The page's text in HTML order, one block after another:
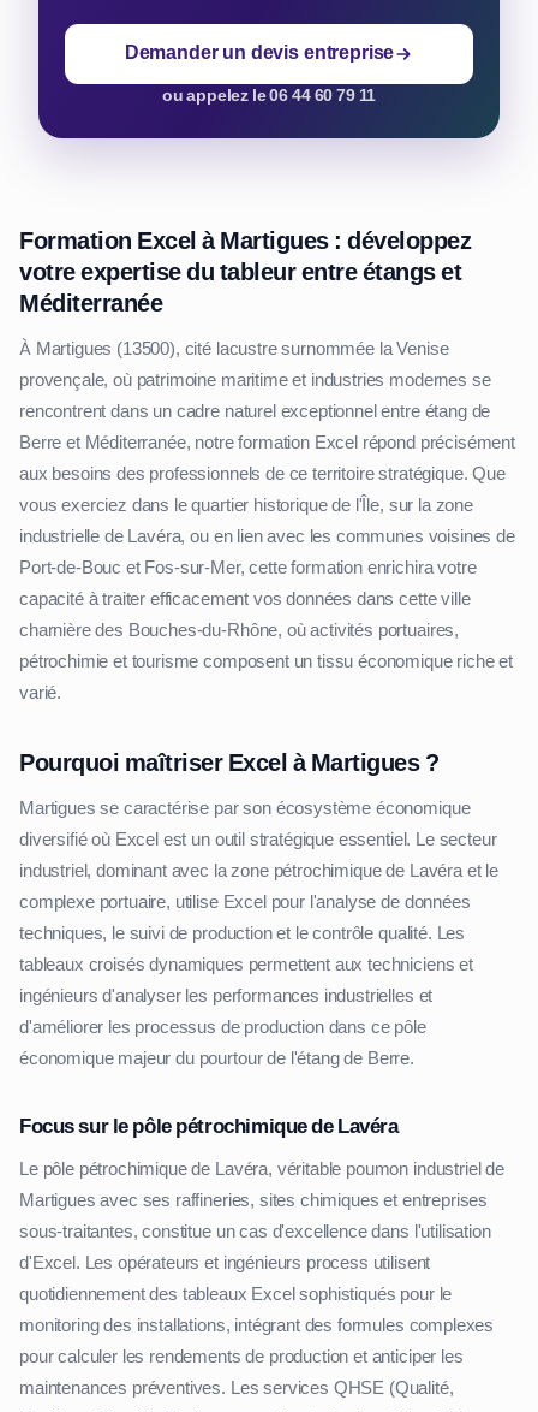
Demander un devis entreprise
ou appelez le 06 44 60 79 11
Formation Excel à Martigues : développez
votre expertise du tableur entre étangs et
Méditerranée
À Martigues (13500), cité lacustre surnommée la Venise
provençale, où patrimoine maritime et industries modernes se
rencontrent dans un cadre naturel exceptionnel entre étang de
Berre et Méditerranée, notre formation Excel répond précisément
aux besoins des professionnels de ce territoire stratégique. Que
vous exerciez dans le quartier historique de l'Île, sur la zone
industrielle de Lavéra, ou en lien avec les communes voisines de
Port-de-Bouc et Fos-sur-Mer, cette formation enrichira votre
capacité à traiter efficacement vos données dans cette ville
charnière des Bouches-du-Rhône, où activités portuaires,
pétrochimie et tourisme composent un tissu économique riche et
varié.
Pourquoi maîtriser Excel à Martigues ?
Martigues se caractérise par son écosystème économique
diversifié où Excel est un outil stratégique essentiel. Le secteur
industriel, dominant avec la zone pétrochimique de Lavéra et le
complexe portuaire, utilise Excel pour l'analyse de données
techniques, le suivi de production et le contrôle qualité. Les
tableaux croisés dynamiques permettent aux techniciens et
ingénieurs d'analyser les performances industrielles et
d'améliorer les processus de production dans ce pôle
économique majeur du pourtour de l'étang de Berre.
Focus sur le pôle pétrochimique de Lavéra
Le pôle pétrochimique de Lavéra, véritable poumon industriel de
Martigues avec ses raffineries, sites chimiques et entreprises
sous-traitantes, constitue un cas d'excellence dans l'utilisation
d'Excel. Les opérateurs et ingénieurs process utilisent
quotidiennement des tableaux Excel sophistiqués pour le
monitoring des installations, intégrant des formules complexes
pour calculer les rendements de production et anticiper les
maintenances préventives. Les services QHSE (Qualité,